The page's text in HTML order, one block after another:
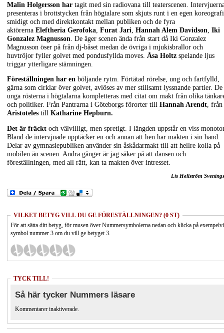
Malin Holgersson har tagit med sin radiovana till teaterscenen.
presenteras i brottstycken från högtalare som skjuts runt i en egen
smidigt och med direktkontakt mellan publiken och de fyra
aktörerna Eleftheria Gerofoka Furat Jari Hannah Alem Davidson Iki
Gonzalez Magnusson . De äger scenen ända från start då Iki Gonzalez
Magnusson öser på från dj-båset medan de övriga i mjukisbrallor och
huvtröjor fyller golvet med pondusfyllda moves. Åsa Holtz spelande ljus
triggar ytterligare stämningen.
Föreställningen har en böljande rytm. Förtätad rörelse, ung och fartfylld,
gärna som cirklar över golvet, avlöses av mer stillsamt lyssnande partier. De
unga rösterna i högtalarna kompletteras med citat om makt från olika
och politiker. Från Pantrarna i Göteborgs förorter till Hannah Arendt, från
Aristoteles till Katharine Hepburn.
Det är fräckt och välvilligt, men spretigt. I längden uppstår en viss
Bland de intervjuade upptäcker en och annan att hen har makten i sin hand.
Delar av gymnasiepubliken använder sin åskådarmakt till att hellre kolla på
mobilen än scenen. Andra gånger är jag säker på att dansen och
föreställningen, med all rätt, kan ta makten över intresset.
Lis Hellström
VILKET BETYG VILL DU GE FÖRESTÄLLNINGEN? (0 ST)
För att sätta ditt betyg, för musen över Nummersymbolerna nedan och klicka på
symbol nummer 3 om du vill ge betyget 3.
TYCK TILL!
Så här tycker Nummers läsare
Kommentarer inaktiverade.